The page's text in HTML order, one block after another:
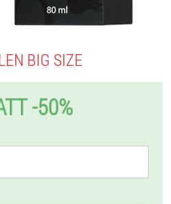
BIG SIZE
-50%